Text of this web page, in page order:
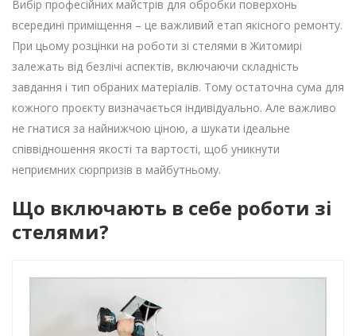
Вибір професійних майстрів для обробки поверхонь
всередині приміщення – це важливий етап якісного ремонту.
При цьому розцінки на роботи зі стелями в Житомирі
залежать від безлічі аспектів, включаючи складність
завдання і тип обраних матеріалів. Тому остаточна сума для
кожного проєкту визначається індивідуально. Але важливо
не гнатися за найнижчою ціною, а шукати ідеальне
співвідношення якості та вартості, щоб уникнути
неприємних сюрпризів в майбутньому.
Що включають в себе роботи зі
стелями?